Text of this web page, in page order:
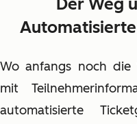
Wo anfangs noch die
mit
automatisierte